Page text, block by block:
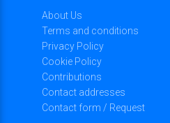
About Us
Terms and conditions
Privacy Policy
Cookie Policy
Contributions
Contact addresses
Contact form / Request